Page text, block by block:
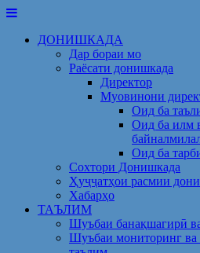
Skip
contentДОНИШКАДА
Дар бораи мо
Раёсати донишкада
Директор
Муовинони
Оид ба
Оид ба илм
Оид ба
Сохтори Донишкада
Ҳуҷҷатҳои расмии
Хабарҳо
ТАЪЛИМ
Шуъбаи банақшагирӣ
Шуъбаи мониторинг ва